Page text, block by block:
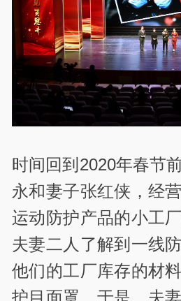
时间回到2020年春节
永和妻子张红侠，经
运动防护产品的小工
夫妻二人了解到一线
他们的工厂库存的材
护目面罩。于是，夫